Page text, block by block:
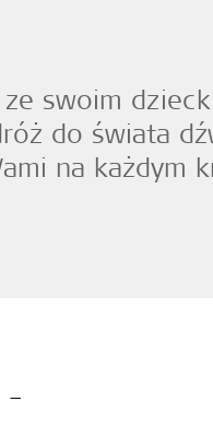
ze swoim
do świata
na każdym
–